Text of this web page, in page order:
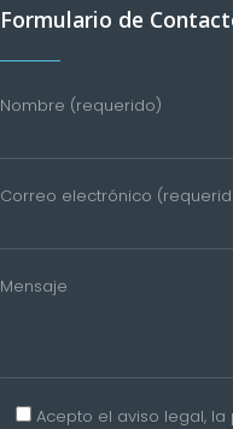
Formulario de
Nombre (requerido)
Correo electrónico
Mensaje
Acepto el aviso legal, la